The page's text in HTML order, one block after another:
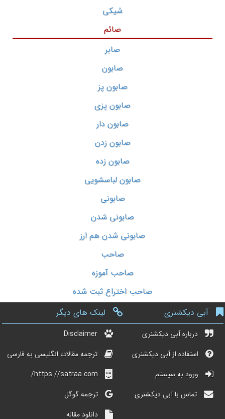
شیکی
صائم
صابر
صابون
صابون پز
صابون پزی
صابون دار
صابون زدن
صابون زده
صابون لباسشویی
صابونی
صابونی شدن
صابونی شدن هم ارز
صاحب
صاحب آموزه
صاحب اختراع ثبت شده
آبی دیکشنری
درباره آبی دیکشنری
استفاده از آبی دیکشنری
ورود به سیستم
تماس با آبی دیکشنری
لینک های دیگر
Disclaimer
ترجمه مقالات انگلیسی به فارسی
https://satraa.com/
ترجمه گوگل
دانلود مقاله